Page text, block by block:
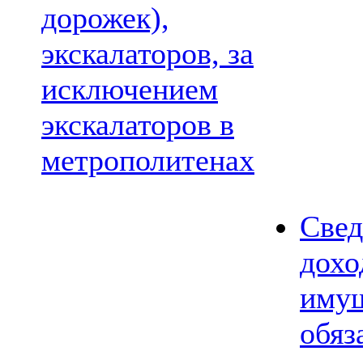
дорожек),
экскалаторов, за
исключением
экскалаторов в
метрополитенах